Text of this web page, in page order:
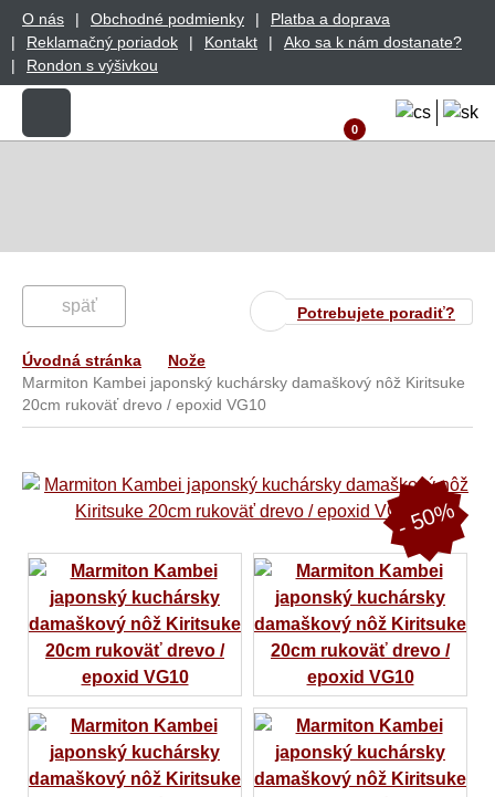
O nás Obchodné podmienky
Platba a doprava
Reklamačný poriadok
Kontakt
Ako sa k nám dostanate?
Rondon s výšivkou
0
Potrebujete poradiť?
späť
Úvodná stránka
Nože
Marmiton Kambei japonský kuchársky damaškový nôž Kiritsuke
20cm rukoväť drevo / epoxid VG10
- 50%